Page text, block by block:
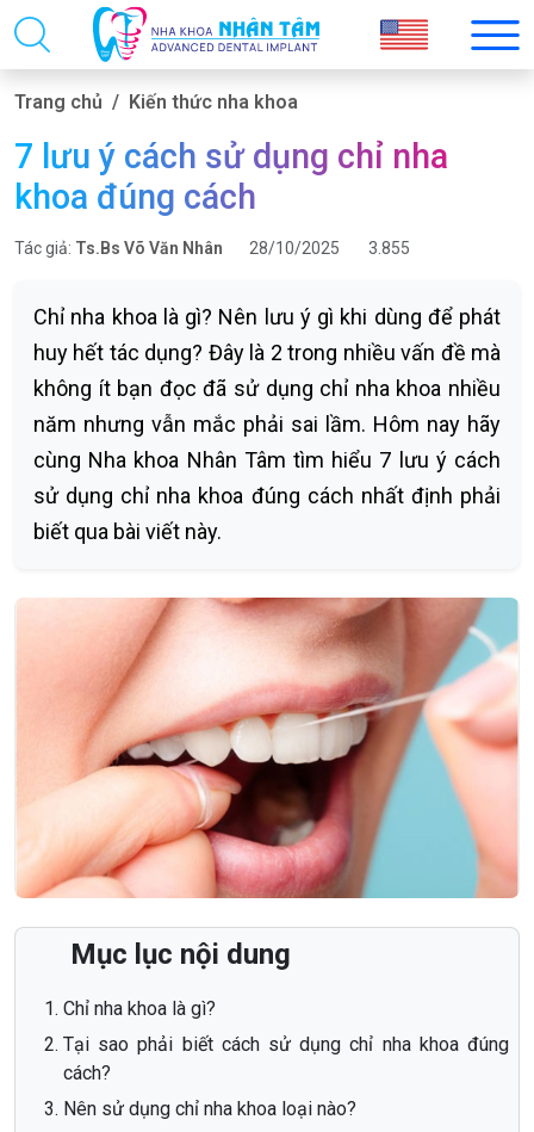
Trang chủ Kiến thức nha khoa
7 lưu ý cách sử dụng chỉ nha
khoa đúng cách
Tác giả: Ts.Bs Võ Văn Nhân 28/10/2025 3.855
Chỉ nha khoa là gì? Nên lưu ý gì khi dùng để phát
huy hết tác dụng? Đây là 2 trong nhiều vấn đề mà
không ít bạn đọc đã sử dụng chỉ nha khoa nhiều
năm nhưng vẫn mắc phải sai lầm. Hôm nay hãy
cùng Nha khoa Nhân Tâm tìm hiểu 7 lưu ý cách
sử dụng chỉ nha khoa đúng cách nhất định phải
biết qua bài viết này.
Mục lục nội dung
Chỉ nha khoa là gì?
Tại sao phải biết cách sử dụng chỉ nha khoa đúng
cách?
Nên sử dụng chỉ nha khoa loại nào?